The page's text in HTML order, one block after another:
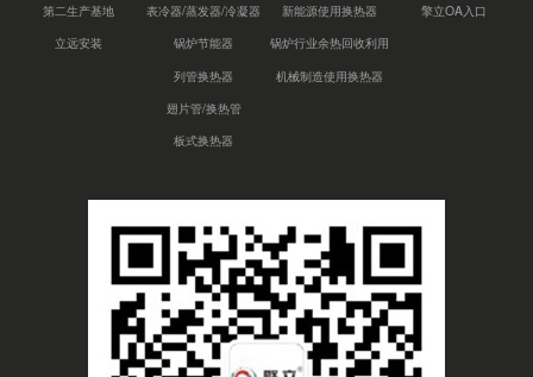
第二生产基地
立远安装
表冷器/蒸发器/冷凝器
锅炉节能器
列管换热器
翅片管/换热管
板式换热器
新能源使用换热器
锅炉行业余热回收利用
机械制造使用换热器
擎立OA入口